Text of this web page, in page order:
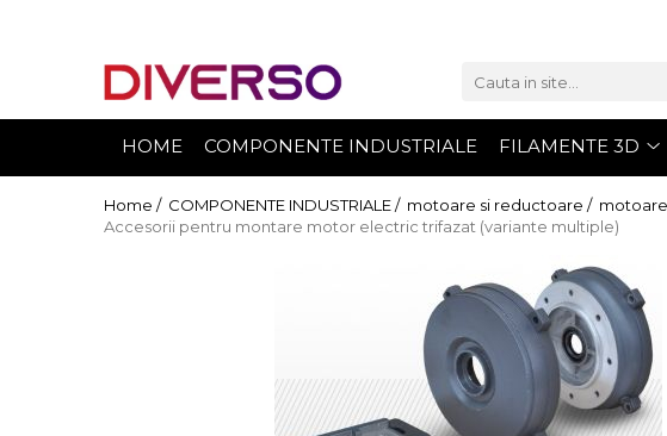
FILAMENTE 3D
HOME COMPONENTE INDUSTRIALE FILAMENTE 3D
Home / COMPONENTE INDUSTRIALE / motoare si reductoare /
Accesorii pentru montare motor electric trifazat (variante multiple)